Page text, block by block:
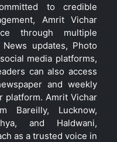
to credible
Amrit Vichar
through multiple
updates, Photo
media platforms,
can also access
and weekly
platform. Amrit Vichar
Bareilly, Lucknow,
and Haldwani,
as a trusted voice in